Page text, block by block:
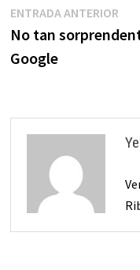
Navegación
de
entradas
ENTRADA ANTERIOR
No tan
Google